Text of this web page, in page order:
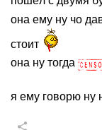
она ему ну чо
стоит
она ну тогда
я ему говорю ну